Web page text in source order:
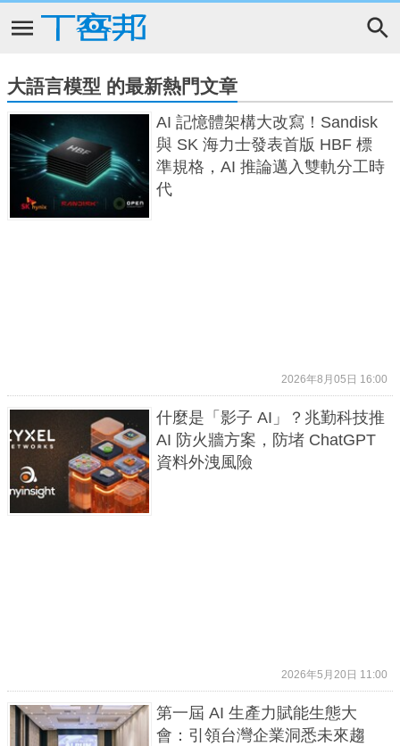
大語言模型 的最新熱門文章
AI 記憶體架構大改寫！Sandisk
與 SK 海力士發表首版 HBF 標
準規格，AI 推論邁入雙軌分工時
代
2026年8月05日 16:00
什麼是「影子 AI」？兆勤科技推
AI 防火牆方案，防堵 ChatGPT
資料外洩風險
2026年5月20日 11:00
第一屆 AI 生產力賦能生態大
會：引領台灣企業洞悉未來趨